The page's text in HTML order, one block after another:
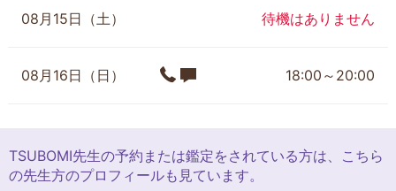
08月15日（土） 待機はありません
08月16日（日） 18:00～20:00
TSUBOMI先生の予約または鑑定をされている方は、こちら
の先生方のプロフィールも見ています。